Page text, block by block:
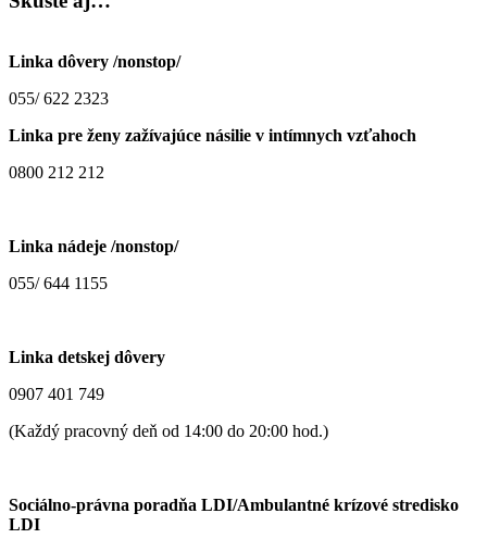
Linka dôvery /nonstop/
055/ 622 2323
Linka pre ženy zažívajúce násilie v intímnych vzťahoch
0800 212 212
Linka nádeje /nonstop/
055/ 644 1155
Linka detskej dôvery
0907 401 749
(Každý pracovný deň od 14:00 do 20:00 hod.)
Sociálno-právna poradňa LDI/Ambulantné krízové stredisko
LDI